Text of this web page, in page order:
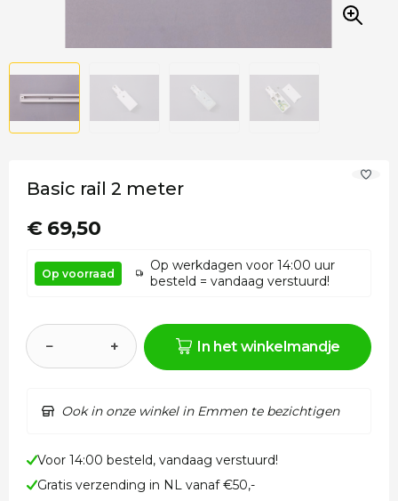
Basic rail 2 meter
€ 69,50
Op voorraad
Op werkdagen voor 14:00 uur
besteld = vandaag verstuurd!
− + In het winkelmandje
Ook in onze winkel in Emmen te bezichtigen
Voor 14:00 besteld, vandaag verstuurd!
Gratis verzending in NL vanaf €50,-